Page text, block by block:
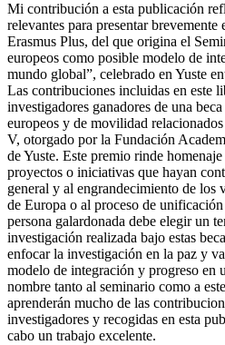
Mi contribución a esta publicación
relevantes para presentar
Erasmus Plus, del que origina el
europeos como posible modelo de
mundo global”, celebrado en Yuste
Las contribuciones incluidas en este
investigadores ganadores de una
europeos y de movilidad
V, otorgado por la Fundación
de Yuste. Este premio rinde
proyectos o iniciativas que hayan
general y al engrandecimiento de los
de Europa o al proceso de
persona galardonada debe elegir un
investigación realizada bajo estas
enfocar la investigación en la paz y
modelo de integración y progreso en
nombre tanto al seminario como a
aprenderán mucho de las
investigadores y recogidas en esta
cabo un trabajo excelente.